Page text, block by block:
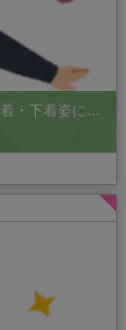
着・下着姿に…